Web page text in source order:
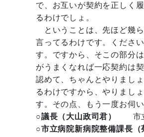
で、お互いが契約を正しく
るわけでしょ。
ということは、先ほど幾
言ってるわけです。くださ
す。ですから、そこの部分
がうまくなれば一応契約は
認めて、ちゃんとやりまし
るわけですから、やりまし
す。その点、もう一度お伺い
○議長（大山政司君）
市
○市立病院新病院整備課長（